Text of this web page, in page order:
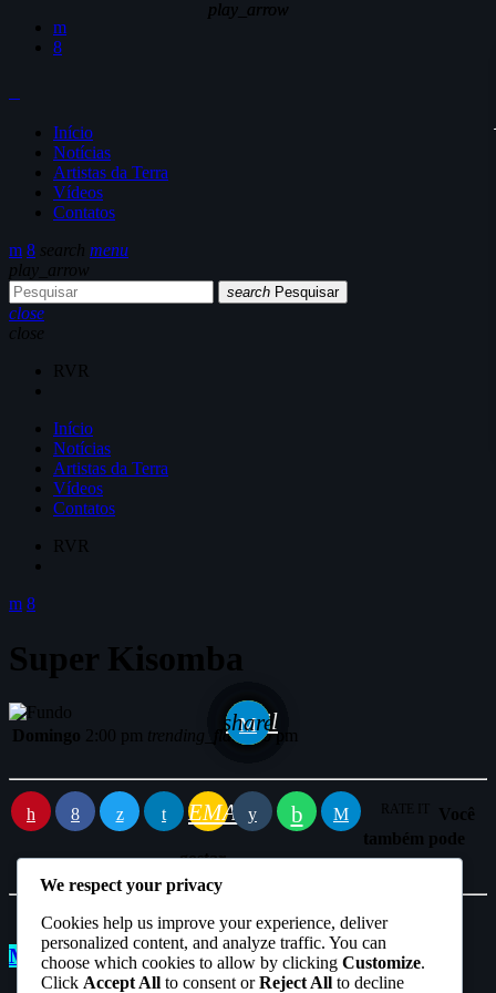
Início
Notícias
Artistas da Terra
Vídeos
Contatos
search menu
play_arrow
search Pesquisar
close
close
play_arrow
RVR
Início
Notícias
Artistas da Terra
Vídeos
Contatos
play_arrow
RVR
Super Kisomba
share
email
Domingo 2:00 pm trending_flat 3:00 pm
EMAIL RATE IT
Você
também pode
gostar
Madrugadas da VOZ
We respect your privacy
Cookies help us improve your experience, deliver
personalized content, and analyze traffic. You can
choose which cookies to allow by clicking Customize.
Click Accept All to consent orReject All to decline